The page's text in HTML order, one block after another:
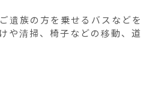
遺族の方を乗せるバスなどを
や清掃、椅子などの移動、道